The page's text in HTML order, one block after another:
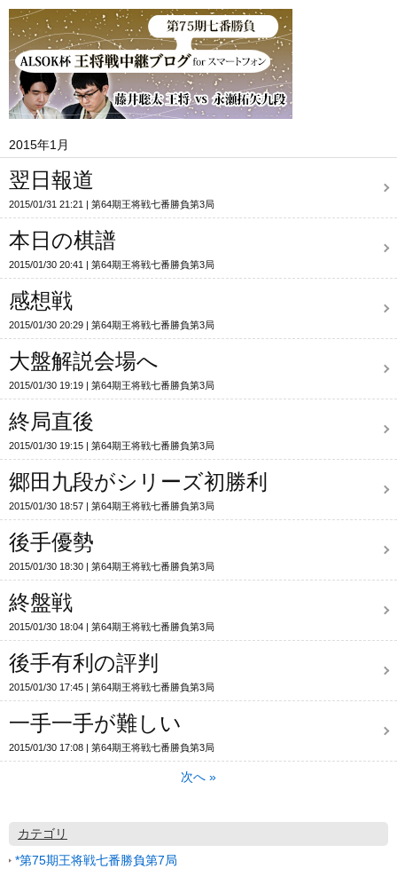
2015年1月
翌日報道
2015/01/31 21:21 第64期王将戦七番勝負第3局
本日の棋譜
2015/01/30 20:41 第64期王将戦七番勝負第3局
感想戦
2015/01/30 20:29 第64期王将戦七番勝負第3局
大盤解説会場へ
2015/01/30 19:19 第64期王将戦七番勝負第3局
終局直後
2015/01/30 19:15 第64期王将戦七番勝負第3局
郷田九段がシリーズ初勝利
2015/01/30 18:57 第64期王将戦七番勝負第3局
後手優勢
2015/01/30 18:30 第64期王将戦七番勝負第3局
終盤戦
2015/01/30 18:04 第64期王将戦七番勝負第3局
後手有利の評判
2015/01/30 17:45 第64期王将戦七番勝負第3局
一手一手が難しい
2015/01/30 17:08 第64期王将戦七番勝負第3局
次へ »
カテゴリ
*第75期王将戦七番勝負第7局